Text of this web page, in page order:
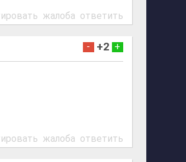
жалоба ответить
- +2 +
жалоба ответить